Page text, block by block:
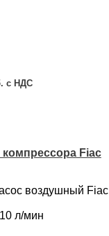
Fiac
воздушный Fiac
л/мин